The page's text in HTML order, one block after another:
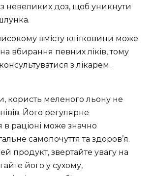
невеликих доз, щоб уникнути
вмісту клітковини може
вбирання певних ліків, тому
з лікарем.
користь меленого льону не
Його регулярне
в раціоні може значно
самопочуття та здоров’я.
продукт, звертайте увагу на
його у сухому,